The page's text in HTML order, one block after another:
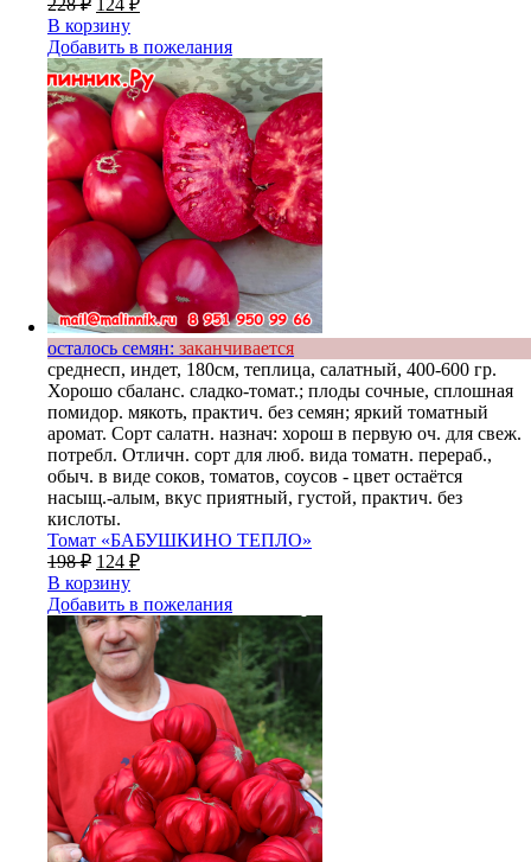
В корзину
Добавить в пожелания
осталось семян: заканчивается
среднесп, индет, 180см, теплица, салатный, 400-600 гр.
Хорошо сбаланс. сладко-томат.; плоды сочные, сплошная
помидор. мякоть, практич. без семян; яркий томатный
аромат. Сорт салатн. назнач: хорош в первую оч. для свеж.
потребл. Отличн. сорт для люб. вида томатн. перераб.,
обыч. в виде соков, томатов, соусов - цвет остаётся
насыщ.-алым, вкус приятный, густой, практич. без
кислоты.
Томат «БАБУШКИНО ТЕПЛО»
198₽ 124 ₽
В корзину
Добавить в пожелания